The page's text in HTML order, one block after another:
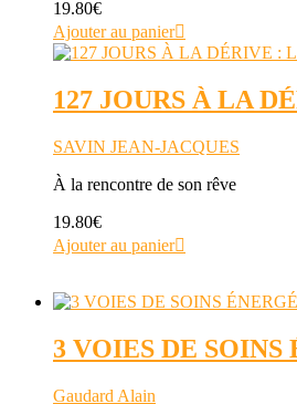
19.80€
Ajouter au panier
127 JOURS À LA
SAVIN JEAN-JACQUES
À la rencontre de son rêve
19.80€
Ajouter au panier
3 VOIES DE SOINS
Gaudard Alain